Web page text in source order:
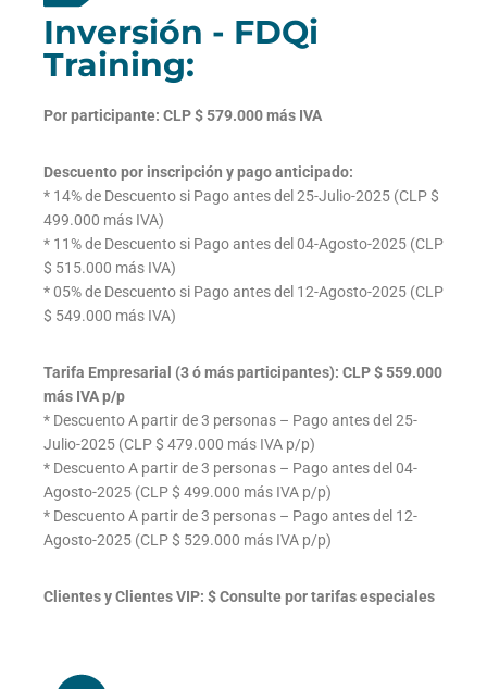
Inversión - FDQi
Training:
Por participante: CLP $ 579.000 más IVA
Descuento por inscripción y pago anticipado:
* 14% de Descuento si Pago antes del 25-Julio-2025 (CLP $
499.000 más IVA)
* 11% de Descuento si Pago antes del 04-Agosto-2025 (CLP
$ 515.000 más IVA)
* 05% de Descuento si Pago antes del 12-Agosto-2025 (CLP
$ 549.000 más IVA)
Tarifa Empresarial (3 ó más participantes): CLP $ 559.000
más IVA p/p
* Descuento A partir de 3 personas – Pago antes del 25-
Julio-2025 (CLP $ 479.000 más IVA p/p)
* Descuento A partir de 3 personas – Pago antes del 04-
Agosto-2025 (CLP $ 499.000 más IVA p/p)
* Descuento A partir de 3 personas – Pago antes del 12-
Agosto-2025 (CLP $ 529.000 más IVA p/p)
Clientes y Clientes VIP: $ Consulte por tarifas especiales